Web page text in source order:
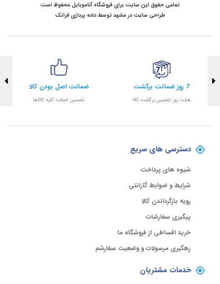
تمامی حقوق این سایت برای فروشگاه آناموبایل محفوظ است
طراحی سایت در مشهد توسطداده پردازی فراتک
7 روز ضمانت برگشت
هفت روز تضمین برگشت کالا
ضمانت اصل بودن کالا
تضمین اصالت کلیه کالاها
دسترسی های سریع
شیوه های پرداخت
شرایط و ضوابط گارانتی
رویه بازگرداندن کالا
پیگیری سفارشات
خرید اقساطی از فروشگاه ما
رهگیری مرسولات و وضعیت سفارشم
خدمات مشتریان